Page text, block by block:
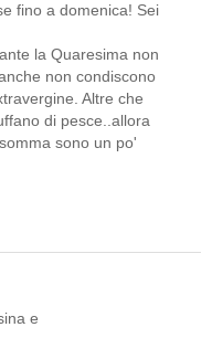
fino a domenica! Sei
la Quaresima non
non condiscono
Altre che
di pesce..allora
sono un po'
e